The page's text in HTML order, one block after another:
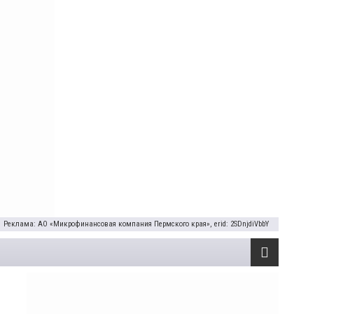
Реклама: АО «Микрофинансовая компания Пермского края», erid: 2SDnjdiVbbY